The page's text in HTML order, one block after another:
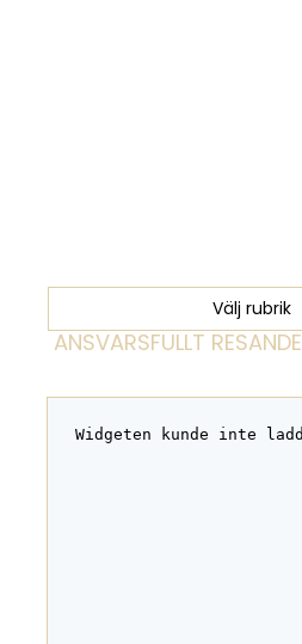
Välj rubrik
ANSVARSFULLT RESANDE